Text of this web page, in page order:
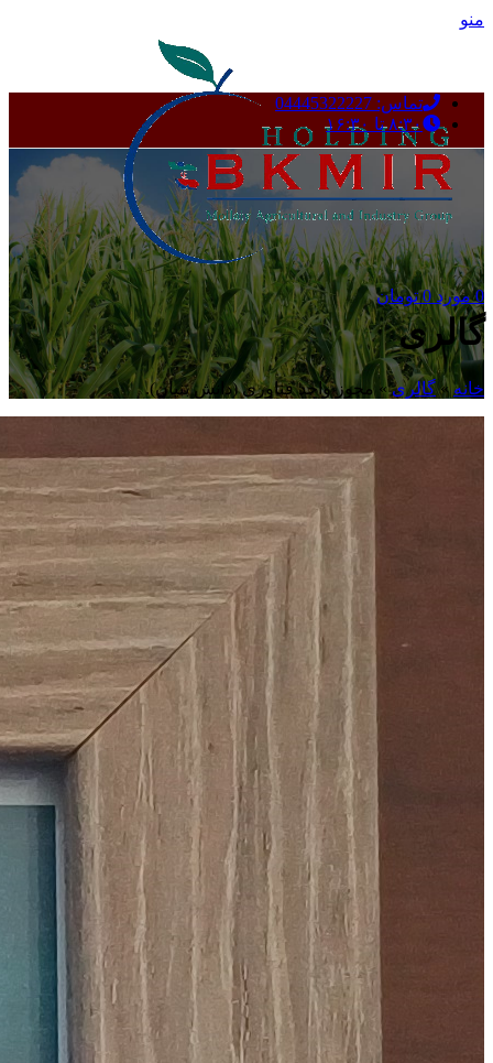
منو
0 مورد 0 تومان
تماس: 04445322227
۸:۳۰ تا ۱۶:۳۰
گالری
خانه»گالری» مجوز واحد فناوری (دانش بنیان).